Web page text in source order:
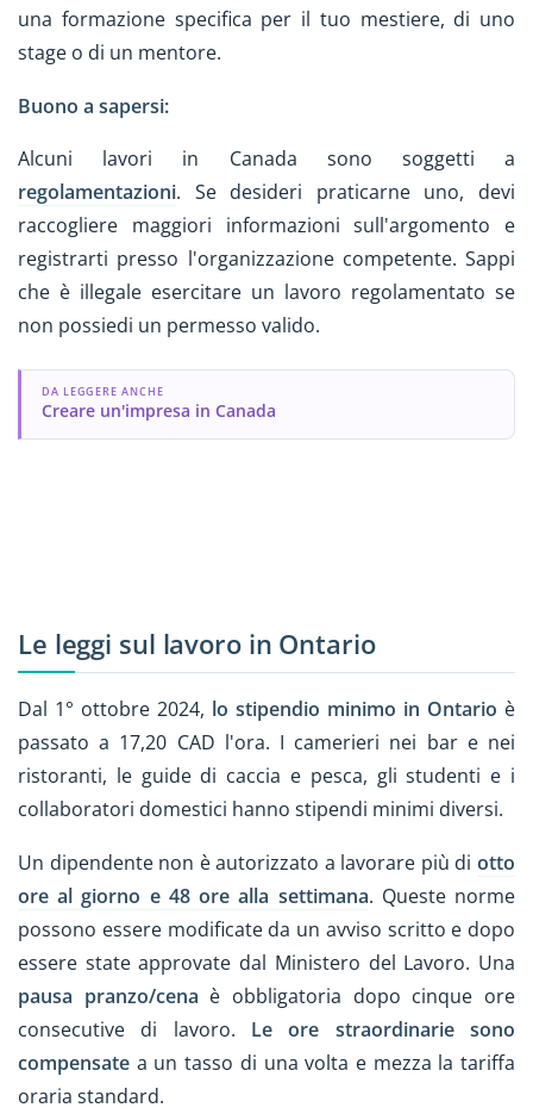
una formazione specifica per il tuo mestiere, di uno
stage o di un mentore.
Buono a sapersi:
Alcuni lavori in Canada sono soggetti a
regolamentazioni. Se desideri praticarne uno, devi
raccogliere maggiori informazioni sull'argomento e
registrarti presso l'organizzazione competente. Sappi
che è illegale esercitare un lavoro regolamentato se
non possiedi un permesso valido.
DA LEGGERE ANCHE
Creare un'impresa in Canada
Le leggi sul lavoro in Ontario
Dal 1° ottobre 2024, lo stipendio minimo in Ontario è
passato a 17,20 CAD l'ora. I camerieri nei bar e nei
ristoranti, le guide di caccia e pesca, gli studenti e i
collaboratori domestici hanno stipendi minimi diversi.
Un dipendente non è autorizzato a lavorare più di otto
ore al giorno e 48 ore alla settimana. Queste norme
possono essere modificate da un avviso scritto e dopo
essere state approvate dal Ministero del Lavoro. Una
pausa pranzo/cena è obbligatoria dopo cinque ore
consecutive di lavoro. Le ore straordinarie sono
compensate a un tasso di una volta e mezza la tariffa
oraria standard.